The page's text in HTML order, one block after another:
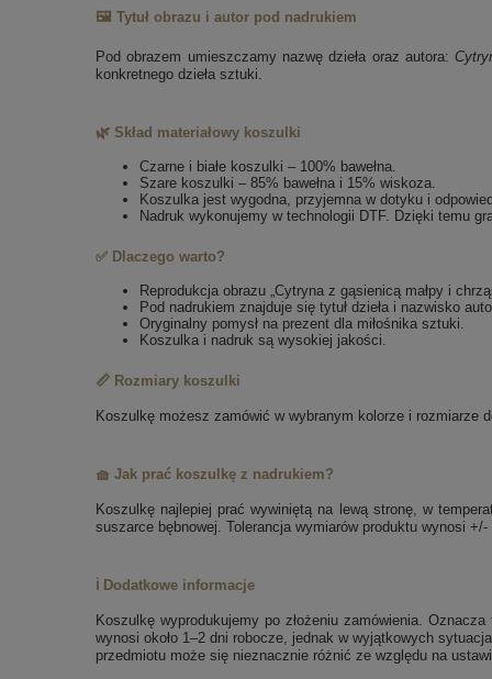
🖼️ Tytuł obrazu i autor pod nadrukiem
Pod obrazem umieszczamy nazwę dzieła oraz autora:
konkretnego dzieła sztuki.
🌿 Skład materiałowy koszulki
Czarne i białe koszulki – 100% bawełna.
Szare koszulki – 85% bawełna i 15% wiskoza.
Koszulka jest wygodna, przyjemna w dotyku i
Nadruk wykonujemy w technologii DTF. Dzięki temu
✅ Dlaczego warto?
Reprodukcja obrazu „Cytryna z gąsienicą małpy i
Pod nadrukiem znajduje się tytuł dzieła i nazwisko
Oryginalny pomysł na prezent dla miłośnika sztuki.
Koszulka i nadruk są wysokiej jakości.
📏 Rozmiary koszulki
Koszulkę możesz zamówić w wybranym kolorze i rozmiarze
🧺 Jak prać koszulkę z nadrukiem?
Koszulkę najlepiej prać wywiniętą na lewą stronę, w
suszarce bębnowej. Tolerancja wymiarów produktu wynosi +/-
ℹ️ Dodatkowe informacje
Koszulkę wyprodukujemy po złożeniu zamówienia.
wynosi około 1–2 dni robocze, jednak w wyjątkowych
przedmiotu może się nieznacznie różnić ze względu na